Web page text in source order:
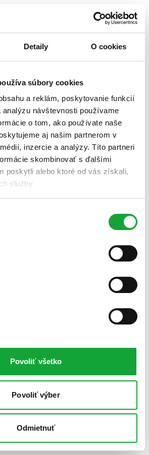
Detaily O cookies
súbory cookies
a reklám, poskytovanie funkcií
návštevnosti používame
o tom, ako používate naše
aj našim partnerom v
inzercie a analýzy. Títo partneri
skombinovať s ďalšími
poskytli alebo ktoré od vás získali,
služby.
Povoliť všetko
Povoliť výber
Odmietnuť